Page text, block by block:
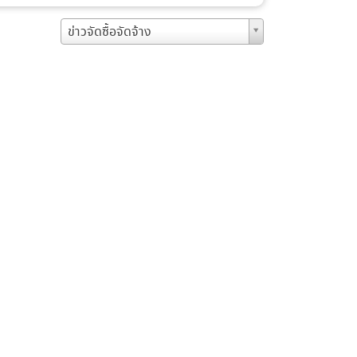
ข่าวจัดซื้อจัดจ้าง